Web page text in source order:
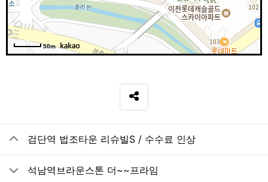
50m
SNS 공유
관련자료
검단역 법조타운 리슈빌S / 수수료 인상
석남역브라운스톤 더~~프라임